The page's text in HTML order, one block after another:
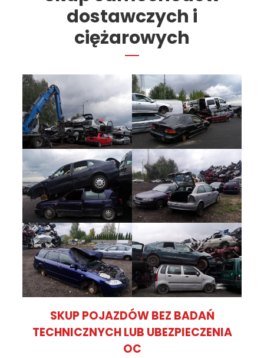
dostawczych i
ciężarowych
SKUP POJAZDÓW BEZ BADAŃ
TECHNICZNYCH LUB UBEZPIECZENIA
OC